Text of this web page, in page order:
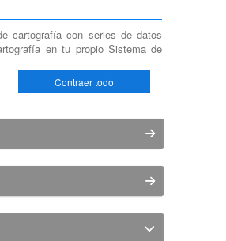
cartografía con series de datos
en tu propio Sistema de
Contraer todo